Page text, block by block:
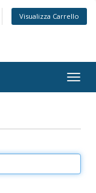
Visualizza Carrello